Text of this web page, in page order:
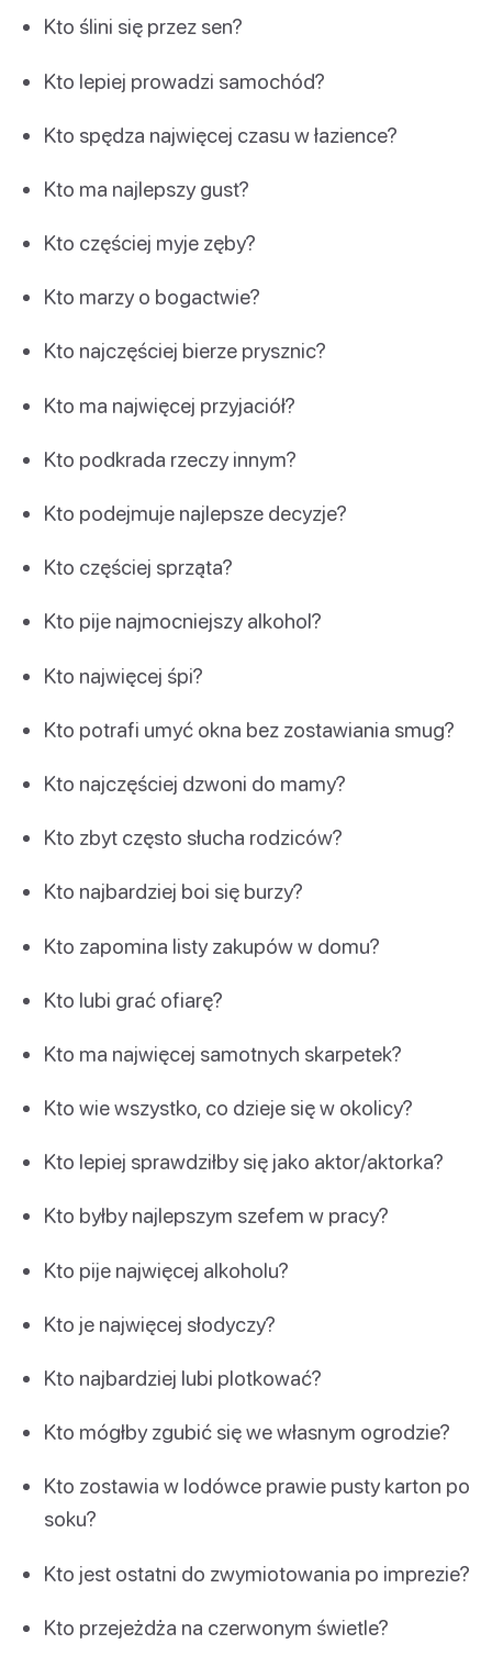
Kto ślini się przez sen?
Kto lepiej prowadzi samochód?
Kto spędza najwięcej czasu w łazience?
Kto ma najlepszy gust?
Kto częściej myje zęby?
Kto marzy o bogactwie?
Kto najczęściej bierze prysznic?
Kto ma najwięcej przyjaciół?
Kto podkrada rzeczy innym?
Kto podejmuje najlepsze decyzje?
Kto częściej sprząta?
Kto pije najmocniejszy alkohol?
Kto najwięcej śpi?
Kto potrafi umyć okna bez zostawiania smug?
Kto najczęściej dzwoni do mamy?
Kto zbyt często słucha rodziców?
Kto najbardziej boi się burzy?
Kto zapomina listy zakupów w domu?
Kto lubi grać ofiarę?
Kto ma najwięcej samotnych skarpetek?
Kto wie wszystko, co dzieje się w okolicy?
Kto lepiej sprawdziłby się jako aktor/aktorka?
Kto byłby najlepszym szefem w pracy?
Kto pije najwięcej alkoholu?
Kto je najwięcej słodyczy?
Kto najbardziej lubi plotkować?
Kto mógłby zgubić się we własnym ogrodzie?
Kto zostawia w lodówce prawie pusty karton po
soku?
Kto jest ostatni do zwymiotowania po imprezie?
Kto przejeżdża na czerwonym świetle?